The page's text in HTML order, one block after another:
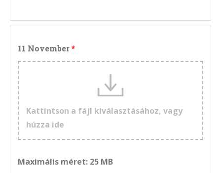
11 November
Kattintson a fájl kiválasztásához, vagy
húzza ide
Maximális méret: 25 MB